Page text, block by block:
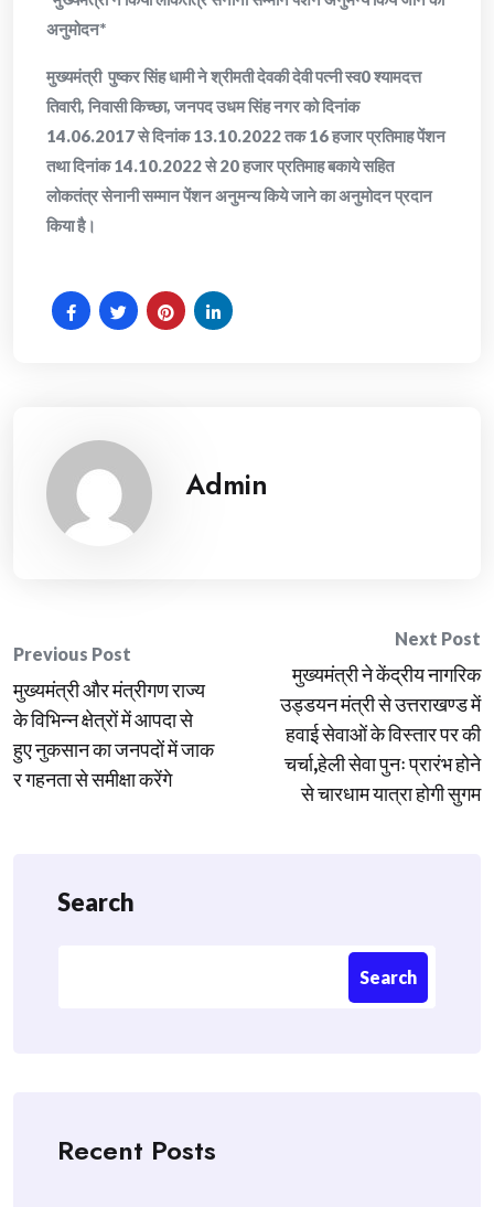
अनुमोदन*
मुख्यमंत्री पुष्कर सिंह धामी ने श्रीमती देवकी देवी पत्नी स्व0 श्यामदत्त
तिवारी, निवासी किच्छा, जनपद उधम सिंह नगर को दिनांक
14.06.2017 से दिनांक 13.10.2022 तक 16 हजार प्रतिमाह पेंशन
तथा दिनांक 14.10.2022 से 20 हजार प्रतिमाह बकाये सहित
लोकतंत्र सेनानी सम्मान पेंशन अनुमन्य किये जाने का अनुमोदन प्रदान
किया है।
Admin
Post
navigation
Previous Post
मुख्यमंत्री और मंत्रीगण राज्य
के विभिन्न क्षेत्रों में आपदा से
हुए नुकसान का जनपदों में जाक
र गहनता से समीक्षा करेंगे
Next Post
मुख्यमंत्री ने केंद्रीय नागरिक
उड्डयन मंत्री से उत्तराखण्ड में
हवाई सेवाओं के विस्तार पर की
चर्चा,हेली सेवा पुनः प्रारंभ होने
से चारधाम यात्रा होगी सुगम
Search
Search
Recent Posts